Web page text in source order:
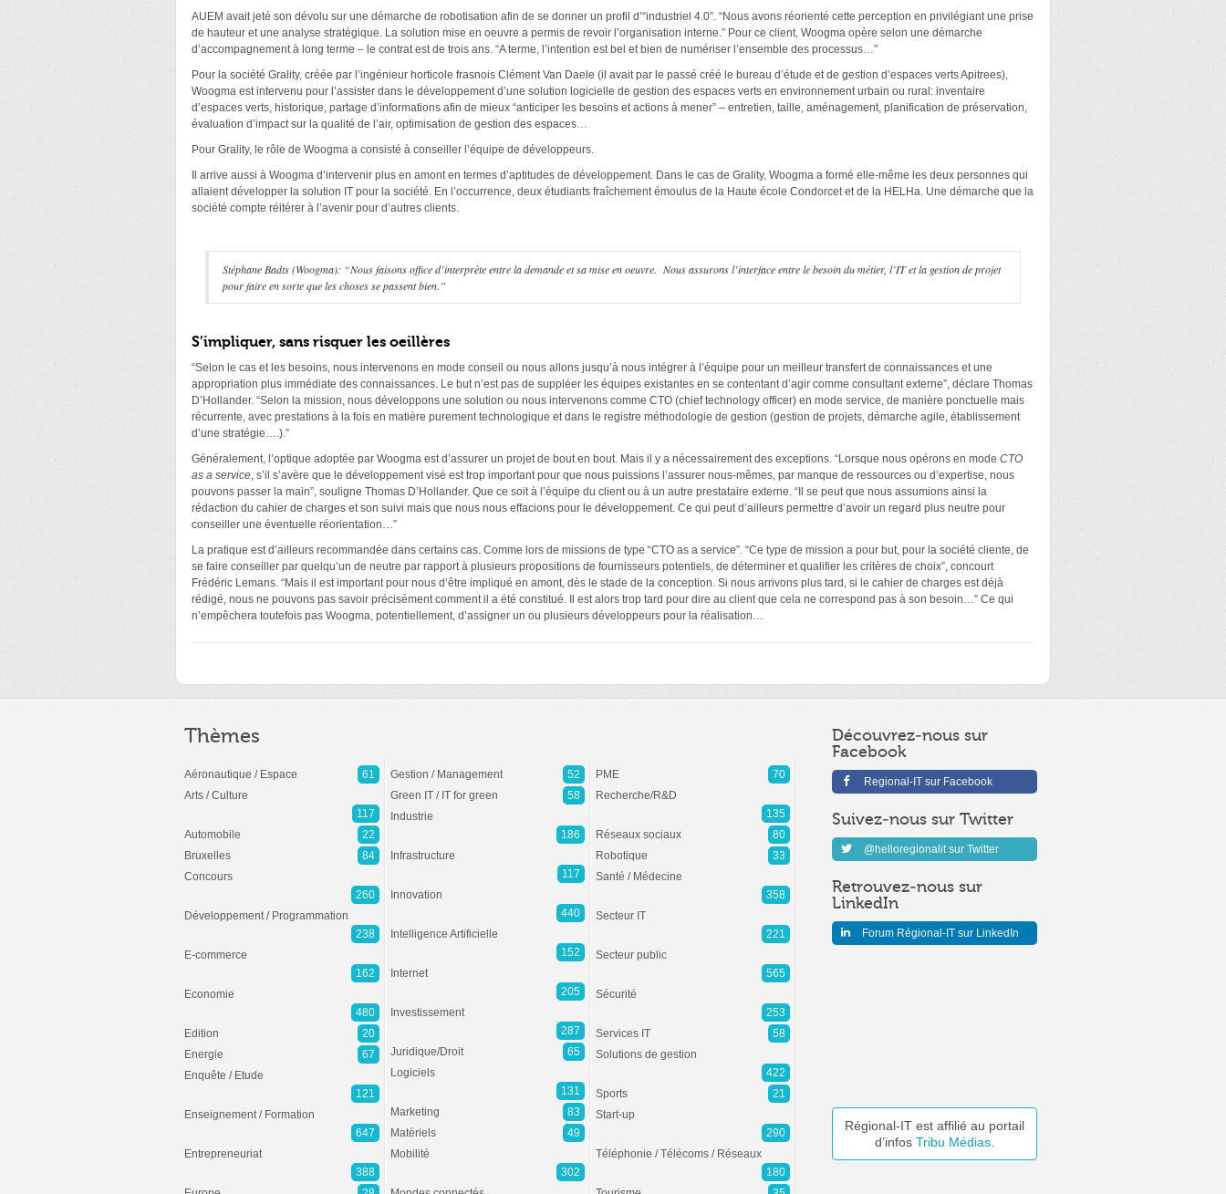
AUEM avait jeté son dévolu sur une démarche de robotisation afin de se donner un profil d’“industriel 4.0”. “Nous avons réorienté cette perception en privilégiant une prise
de hauteur et une analyse stratégique. La solution mise en oeuvre a permis de revoir l’organisation interne.” Pour ce client, Woogma opère selon une démarche
d’accompagnement à long terme – le contrat est de trois ans. “A terme, l’intention est bel et bien de numériser l’ensemble des processus…”
Pour la société Grality, créée par l’ingénieur horticole frasnois Clément Van Daele (il avait par le passé créé le bureau d’étude et de gestion d’espaces verts Apitrees),
Woogma est intervenu pour l’assister dans le développement d’une solution logicielle de gestion des espaces verts en environnement urbain ou rural: inventaire
d’espaces verts, historique, partage d’informations afin de mieux “anticiper les besoins et actions à mener” – entretien, taille, aménagement, planification de préservation,
évaluation d’impact sur la qualité de l’air, optimisation de gestion des espaces…
Pour Grality, le rôle de Woogma a consisté à conseiller l’équipe de développeurs.
Il arrive aussi à Woogma d’intervenir plus en amont en termes d’aptitudes de développement. Dans le cas de Grality, Woogma a formé elle-même les deux personnes qui
allaient développer la solution IT pour la société. En l’occurrence, deux étudiants fraîchement émoulus de la Haute école Condorcet et de la HELHa. Une démarche que la
société compte réitérer à l’avenir pour d’autres clients.
Stéphane Badts (Woogma): “Nous faisons office d’interprète entre la demande et sa mise en oeuvre. Nous assurons l’interface entre le besoin du métier, l’IT et la gestion de projet
pour faire en sorte que les choses se passent bien.”
S’impliquer, sans risquer les oeillères
“Selon le cas et les besoins, nous intervenons en mode conseil ou nous allons jusqu’à nous intégrer à l’équipe pour un meilleur transfert de connaissances et une
appropriation plus immédiate des connaissances. Le but n’est pas de suppléer les équipes existantes en se contentant d’agir comme consultant externe”, déclare Thomas
D’Hollander. “Selon la mission, nous développons une solution ou nous intervenons comme CTO (chief technology officer) en mode service, de manière ponctuelle mais
récurrente, avec prestations à la fois en matière purement technologique et dans le registre méthodologie de gestion (gestion de projets, démarche agile, établissement
d’une stratégie….).”
Généralement, l’optique adoptée par Woogma est d’assurer un projet de bout en bout. Mais il y a nécessairement des exceptions. “Lorsque nous opérons en mode CTO
as a service, s’il s’avère que le développement visé est trop important pour que nous puissions l’assurer nous-mêmes, par manque de ressources ou d’expertise, nous
pouvons passer la main”, souligne Thomas D’Hollander. Que ce soit à l’équipe du client ou à un autre prestataire externe. “Il se peut que nous assumions ainsi la
rédaction du cahier de charges et son suivi mais que nous nous effacions pour le développement. Ce qui peut d’ailleurs permettre d’avoir un regard plus neutre pour
conseiller une éventuelle réorientation…”
La pratique est d’ailleurs recommandée dans certains cas. Comme lors de missions de type “CTO as a service”. “Ce type de mission a pour but, pour la société cliente, de
se faire conseiller par quelqu’un de neutre par rapport à plusieurs propositions de fournisseurs potentiels, de déterminer et qualifier les critères de choix”, concourt
Frédéric Lemans. “Mais il est important pour nous d’être impliqué en amont, dès le stade de la conception. Si nous arrivons plus tard, si le cahier de charges est déjà
rédigé, nous ne pouvons pas savoir précisément comment il a été constitué. Il est alors trop tard pour dire au client que cela ne correspond pas à son besoin…” Ce qui
n’empêchera toutefois pas Woogma, potentiellement, d’assigner un ou plusieurs développeurs pour la réalisation…
Découvrez-nous sur
Facebook
Regional-IT sur Facebook
Suivez-nous sur Twitter
@helloregionalit sur Twitter
Retrouvez-nous sur
LinkedIn
Forum Régional-IT sur LinkedIn
Régional-IT est affilié au portail
d’infos Tribu Médias
Thèmes
Aéronautique / Espace
61
Arts / Culture
117
Automobile
22
Bruxelles
84
Concours
260
Développement / Programmation
238
E-commerce
162
Economie
480
Edition
20
Energie
67
Enquête / Etude
121
Enseignement / Formation
647
Entrepreneuriat
388
Gestion / Management
52
Green IT / IT for green
58
Industrie
186
Infrastructure
117
Innovation
440
Intelligence Artificielle
152
Internet
205
Investissement
287
Juridique/Droit
65
Logiciels
131
Marketing
83
Matériels
49
Mobilité
302
PME
70
Recherche/R&D
135
Réseaux sociaux
80
Robotique
33
Santé / Médecine
358
Secteur IT
221
Secteur public
565
Sécurité
253
Services IT
58
Solutions de gestion
422
Sports
21
Start-up
290
Téléphonie / Télécoms / Réseaux
180